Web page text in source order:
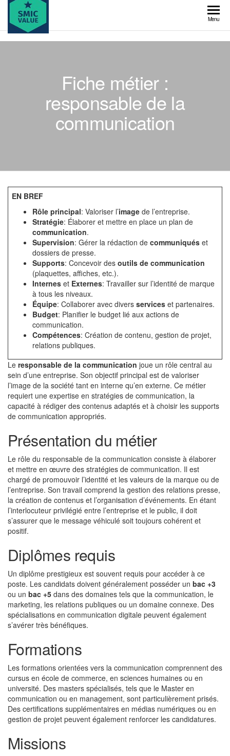
Skip
the
content
value
Menu
Fiche métier :
responsable de la
communication
EN BREF
Rôle principal: Valoriser l’image de l’entreprise.
Stratégie: Élaborer et mettre en place un plan de
communication.
Supervision: Gérer la rédaction de communiqués et
dossiers de presse.
Supports: Concevoir des outils de communication
(plaquettes, affiches, etc.).
Internes et Externes: Travailler sur l’identité de marque
à tous les niveaux.
Équipe: Collaborer avec divers services et partenaires.
Budget: Planifier le budget lié aux actions de
communication.
Compétences: Création de contenu, gestion de projet,
relations publiques.
Le responsable de la communication joue un rôle central au
sein d’une entreprise. Son objectif principal est de valoriser
l’image de la société tant en interne qu’en externe. Ce métier
requiert une expertise en stratégies de communication, la
capacité à rédiger des contenus adaptés et à choisir les supports
de communication appropriés.
Présentation du métier
Le rôle du responsable de la communication consiste à élaborer
et mettre en œuvre des stratégies de communication. Il est
chargé de promouvoir l’identité et les valeurs de la marque ou de
l’entreprise. Son travail comprend la gestion des relations presse,
la création de contenus et l’organisation d’événements. En étant
l’interlocuteur privilégié entre l’entreprise et le public, il doit
s’assurer que le message véhiculé soit toujours cohérent et
positif.
Diplômes requis
Un diplôme prestigieux est souvent requis pour accéder à ce
poste. Les candidats doivent généralement posséder un bac +3
ou un bac +5 dans des domaines tels que la communication, le
marketing, les relations publiques ou un domaine connexe. Des
spécialisations en communication digitale peuvent également
s’avérer très bénéfiques.
Formations
Les formations orientées vers la communication comprennent des
cursus en école de commerce, en sciences humaines ou en
université. Des masters spécialisés, tels que le Master en
communication ou en management, sont particulièrement prisés.
Des certifications supplémentaires en médias numériques ou en
gestion de projet peuvent également renforcer les candidatures.
Missions